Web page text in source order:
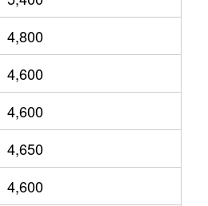
円
円
円
4,800
4,600
4,600
4,650
4,600